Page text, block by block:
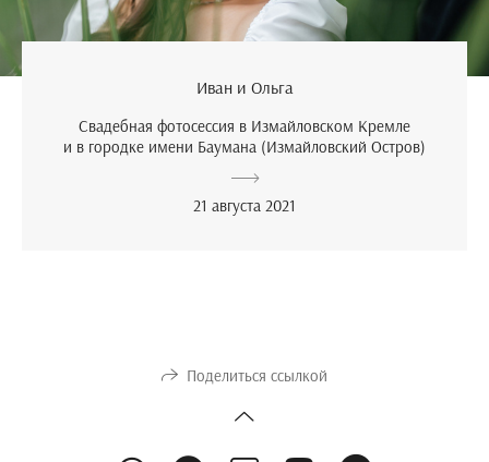
Иван и Ольга
Свадебная фотосессия в Измайловском Кремле
и в городке имени Баумана (Измайловский Остров)
21 августа 2021
Поделиться ссылкой